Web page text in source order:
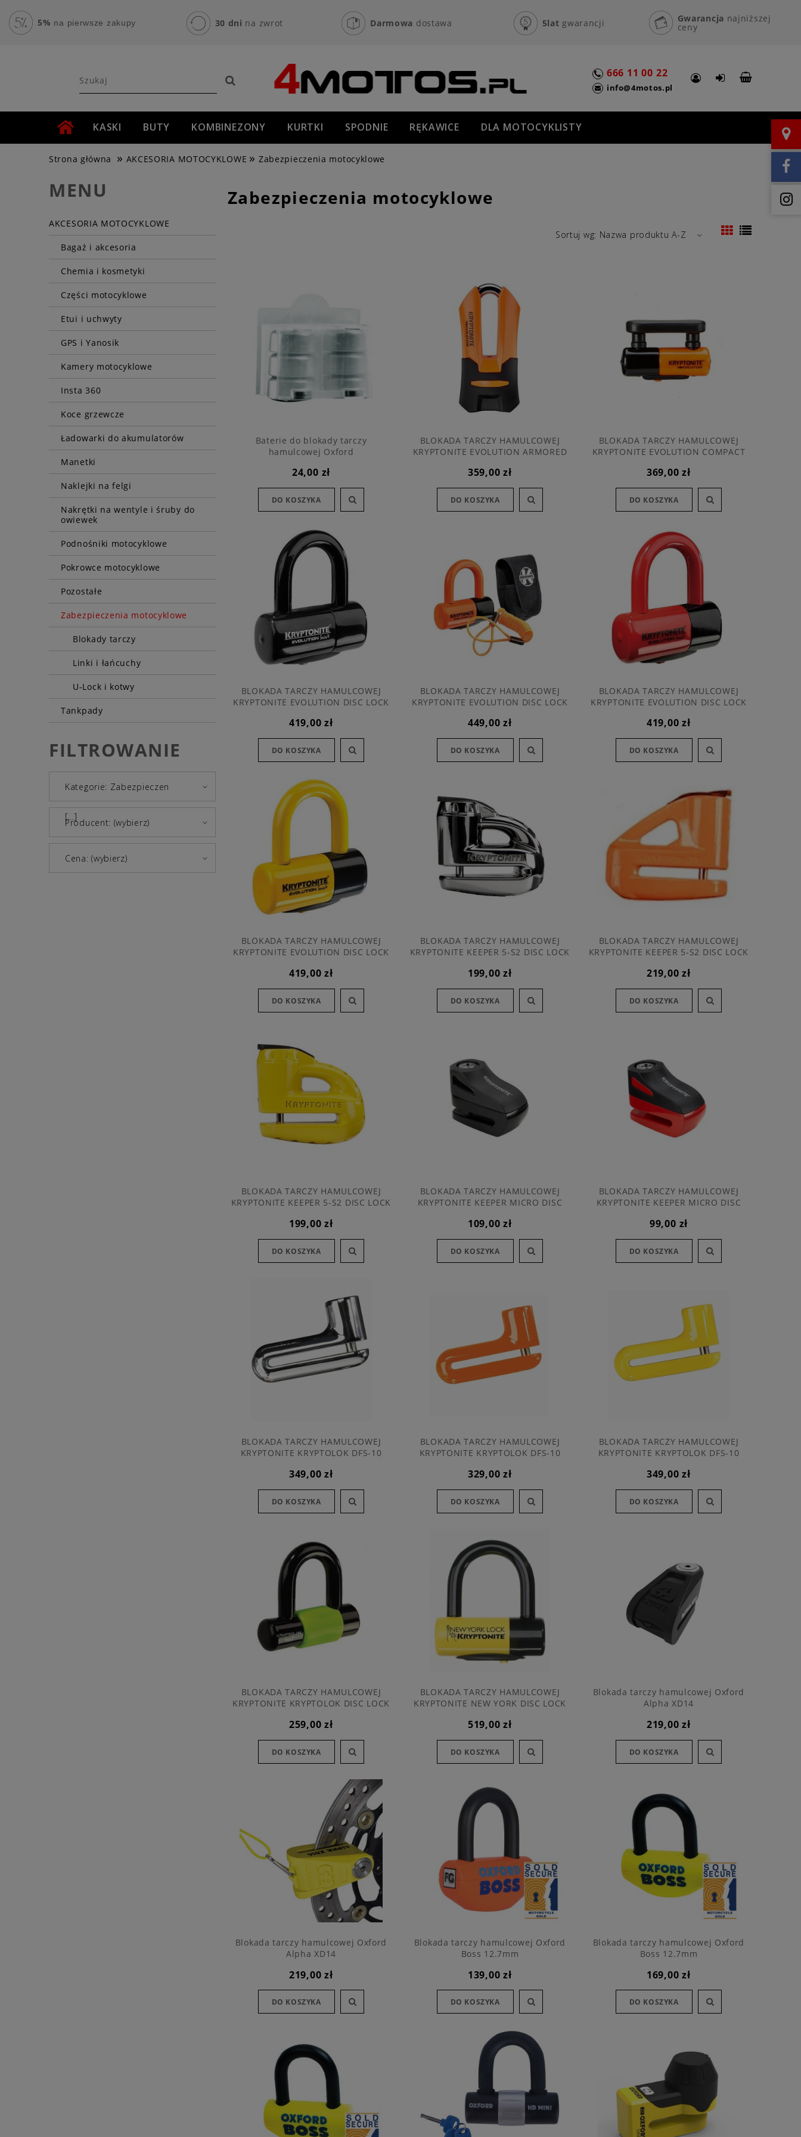
5% na pierwsze zakupy 30 dni na zwrot Darmowa dostawa 5lat gwarancji Gwarancja najniższej
ceny
666 11 00 22
info@4motos.pl
KASKI BUTY KOMBINEZONY KURTKI SPODNIE RĘKAWICE DLA MOTOCYKLISTY
AKCESORIA MOTOCYKLOWE ROWER OFF-ROAD NOWOŚCI
Strona główna » AKCESORIA MOTOCYKLOWE » Zabezpieczenia motocyklowe
MENU
AKCESORIA MOTOCYKLOWE
Bagaż i akcesoria
Chemia i kosmetyki
Części motocyklowe
Etui i uchwyty
GPS i Yanosik
Kamery motocyklowe
Insta 360
Koce grzewcze
Ładowarki do akumulatorów
Manetki
Naklejki na felgi
Nakrętki na wentyle i śruby do
owiewek
Podnośniki motocyklowe
Pokrowce motocyklowe
Pozostałe
Zabezpieczenia motocyklowe
Blokady tarczy
Linki i łańcuchy
U-Lock i kotwy
Tankpady
FILTROWANIE
Kategorie: Zabezpieczen
[...]
Producent: (wybierz)
Cena: (wybierz)
Zabezpieczenia motocyklowe
Sortuj wg: Nazwa produktu A-Z
Baterie do blokady tarczy
hamulcowej Oxford
24,00 zł
DO KOSZYKA
BLOKADA TARCZY HAMULCOWEJ
KRYPTONITE EVOLUTION ARMORED
359,00 zł
DO KOSZYKA
BLOKADA TARCZY HAMULCOWEJ
KRYPTONITE EVOLUTION COMPACT
369,00 zł
DO KOSZYKA
BLOKADA TARCZY HAMULCOWEJ
KRYPTONITE EVOLUTION DISC LOCK
419,00 zł
DO KOSZYKA
BLOKADA TARCZY HAMULCOWEJ
KRYPTONITE EVOLUTION DISC LOCK
449,00 zł
DO KOSZYKA
BLOKADA TARCZY HAMULCOWEJ
KRYPTONITE EVOLUTION DISC LOCK
419,00 zł
DO KOSZYKA
BLOKADA TARCZY HAMULCOWEJ
KRYPTONITE EVOLUTION DISC LOCK
419,00 zł
DO KOSZYKA
BLOKADA TARCZY HAMULCOWEJ
KRYPTONITE KEEPER 5-S2 DISC LOCK
199,00 zł
DO KOSZYKA
BLOKADA TARCZY HAMULCOWEJ
KRYPTONITE KEEPER 5-S2 DISC LOCK
219,00 zł
DO KOSZYKA
BLOKADA TARCZY HAMULCOWEJ
KRYPTONITE KEEPER 5-S2 DISC LOCK
199,00 zł
DO KOSZYKA
BLOKADA TARCZY HAMULCOWEJ
KRYPTONITE KEEPER MICRO DISC
109,00 zł
DO KOSZYKA
BLOKADA TARCZY HAMULCOWEJ
KRYPTONITE KEEPER MICRO DISC
99,00 zł
DO KOSZYKA
BLOKADA TARCZY HAMULCOWEJ
KRYPTONITE KRYPTOLOK DFS-10
349,00 zł
DO KOSZYKA
BLOKADA TARCZY HAMULCOWEJ
KRYPTONITE KRYPTOLOK DFS-10
329,00 zł
DO KOSZYKA
BLOKADA TARCZY HAMULCOWEJ
KRYPTONITE KRYPTOLOK DFS-10
349,00 zł
DO KOSZYKA
BLOKADA TARCZY HAMULCOWEJ
KRYPTONITE KRYPTOLOK DISC LOCK
259,00 zł
DO KOSZYKA
BLOKADA TARCZY HAMULCOWEJ
KRYPTONITE NEW YORK DISC LOCK
519,00 zł
DO KOSZYKA
Blokada tarczy hamulcowej Oxford
Alpha XD14
219,00 zł
DO KOSZYKA
Blokada tarczy hamulcowej Oxford
Alpha XD14
219,00 zł
DO KOSZYKA
Blokada tarczy hamulcowej Oxford
Boss 12.7mm
139,00 zł
DO KOSZYKA
Blokada tarczy hamulcowej Oxford
Boss 12.7mm
169,00 zł
DO KOSZYKA